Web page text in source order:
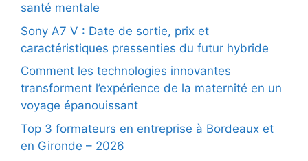
santé mentale
Sony A7 V : Date de sortie, prix et
caractéristiques pressenties du futur hybride
Comment les technologies innovantes
transforment l’expérience de la maternité en un
voyage épanouissant
Top 3 formateurs en entreprise à Bordeaux et
en Gironde – 2026